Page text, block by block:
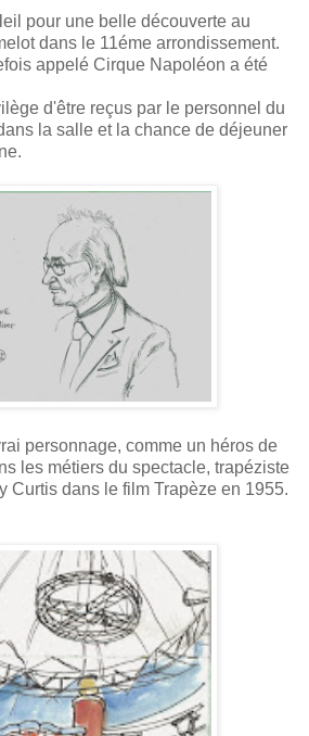
pour une belle découverte au
dans le 11éme arrondissement.
appelé Cirque Napoléon a été
d'être reçus par le personnel du
la salle et la chance de déjeuner
personnage, comme un héros de
les métiers du spectacle, trapéziste
Curtis dans le film Trapèze en 1955.